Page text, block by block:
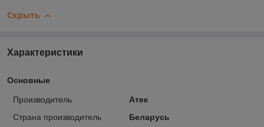
Скрыть
Характеристики
Основные
Производитель
Атек
Страна производитель
Беларусь